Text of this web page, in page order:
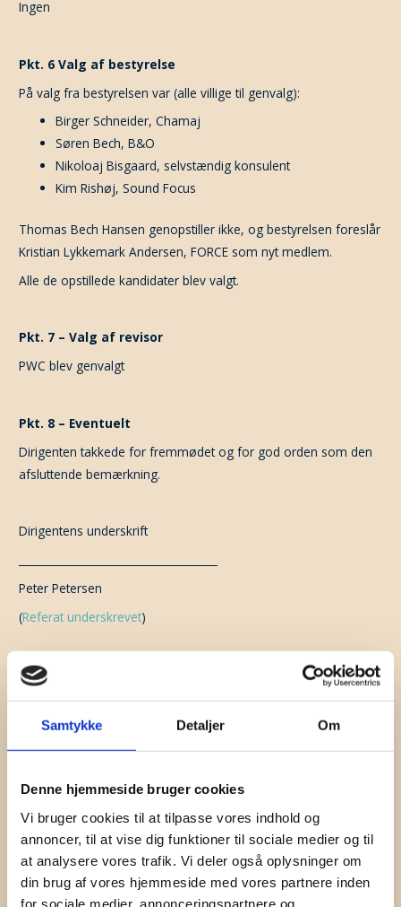
Samtykke Detaljer Om
Denne hjemmeside bruger cookies
Vi bruger cookies til at tilpasse vores indhold og
annoncer, til at vise dig funktioner til sociale medier og til
at analysere vores trafik. Vi deler også oplysninger om
din brug af vores hjemmeside med vores partnere inden
for sociale medier, annonceringspartnere og
Ingen
Pkt. 6 Valg af bestyrelse
På valg fra bestyrelsen var (alle villige til genvalg):
Birger Schneider, Chamaj
Søren Bech, B&O
Nikoloaj Bisgaard, selvstændig konsulent
Kim Rishøj, Sound Focus
Thomas Bech Hansen genopstiller ikke, og bestyrelsen foreslår
Kristian Lykkemark Andersen, FORCE som nyt medlem.
Alle de opstillede kandidater blev valgt.
Pkt. 7 – Valg af revisor
PWC blev genvalgt
Pkt. 8 – Eventuelt
Dirigenten takkede for fremmødet og for god orden som den
afsluttende bemærkning.
Dirigentens underskrift
Peter Petersen
(Referat underskrevet)
Indlægsnavigation Næste Indlæg →
Don't Miss A Beat
seminars and sound events.
First Name
Surname